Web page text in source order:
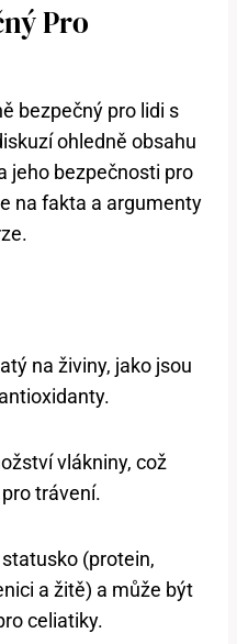
Pro
bezpečný pro lidi s
ohledně obsahu
jeho bezpečnosti pro
na fakta a argumenty
na živiny, jako jsou
vlákniny, což
trávení.
(protein,
a žitě) a může být
celiatiky.